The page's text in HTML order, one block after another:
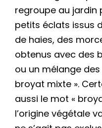
regroupe au jardin
petits éclats issus
de haies, des
obtenus avec des
ou un mélange
broyat mixte ».
aussi le mot «
l’origine végétale